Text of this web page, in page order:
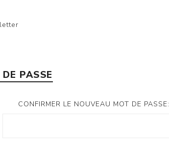
PASSE
CONFIRMER LE NOUVEAU MOT DE PASSE: